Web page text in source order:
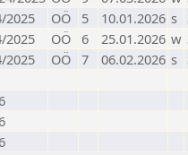
2025 OÖ 5 10.01.2026 s
2025 OÖ 6 25.01.2026 w
2025 OÖ 7 06.02.2026 s